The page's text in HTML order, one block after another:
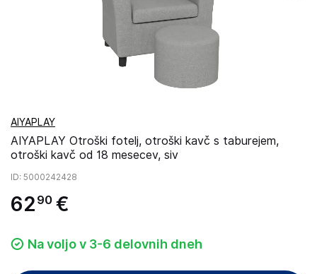
AIYAPLAY
AIYAPLAY Otroški fotelj, otroški kavč s taburejem,
otroški kavč od 18 mesecev, siv
ID: 5000242428
62 90 €
Na voljo v 3-6 delovnih dneh